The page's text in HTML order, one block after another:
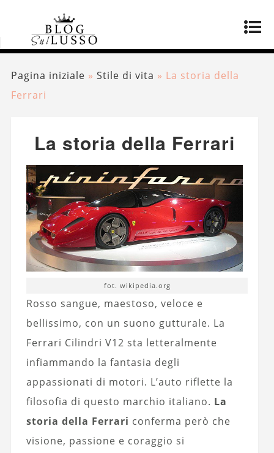
Pagina iniziale » Stile di vita » La storia della
Ferrari
La storia della Ferrari
fot. wikipedia.org
Rosso sangue, maestoso, veloce e
bellissimo, con un suono gutturale. La
Ferrari Cilindri V12 sta letteralmente
infiammando la fantasia degli
appassionati di motori. L’auto riflette la
filosofia di questo marchio italiano. La
storia della Ferrari conferma però che
visione, passione e coraggio si